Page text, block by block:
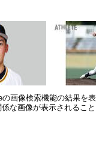
画像検索機能の結果を表
な画像が表示されること